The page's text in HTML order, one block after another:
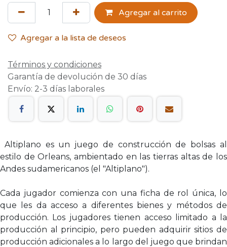
Agregar al carrito
Agregar a la lista de deseos
Términos y condiciones
Garantía de devolución de 30 días
Envío: 2-3 días laborales
Altiplano es un juego de construcción de bolsas al
estilo de Orleans, ambientado en las tierras altas de los
Andes sudamericanos (el "Altiplano").
Cada jugador comienza con una ficha de rol única, lo
que les da acceso a diferentes bienes y métodos de
producción. Los jugadores tienen acceso limitado a la
producción al principio, pero pueden adquirir sitios de
producción adicionales a lo largo del juego que brindan